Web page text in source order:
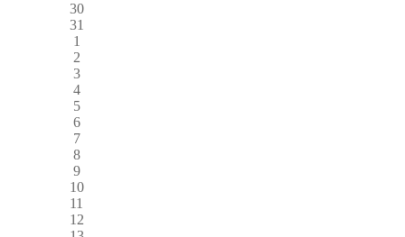
30
31
1
2
3
4
5
6
7
8
9
10
11
12